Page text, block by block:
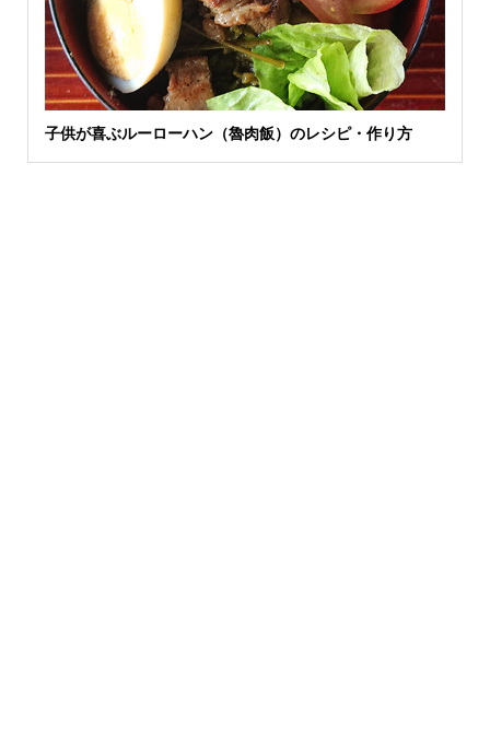
子供が喜ぶルーローハン（魯肉飯）のレシピ・作り方